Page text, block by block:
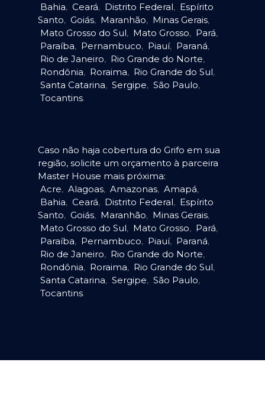
Bahia, Ceará, Distrito Federal, Espírito
Santo, Goiás, Maranhão, Minas Gerais,
Mato Grosso do Sul, Mato Grosso, Pará,
Paraíba, Pernambuco, Piauí, Paraná,
Rio de Janeiro, Rio Grande do Norte,
Rondônia, Roraima, Rio Grande do Sul,
Santa Catarina, Sergipe, São Paulo,
Tocantins.
Caso não haja cobertura do Grifo em sua
região, solicite um orçamento à parceira
Master House mais próxima:
Acre, Alagoas, Amazonas, Amapá,
Bahia, Ceará, Distrito Federal, Espírito
Santo, Goiás, Maranhão, Minas Gerais,
Mato Grosso do Sul, Mato Grosso, Pará,
Paraíba, Pernambuco, Piauí, Paraná,
Rio de Janeiro, Rio Grande do Norte,
Rondônia, Roraima, Rio Grande do Sul,
Santa Catarina, Sergipe, São Paulo,
Tocantins.